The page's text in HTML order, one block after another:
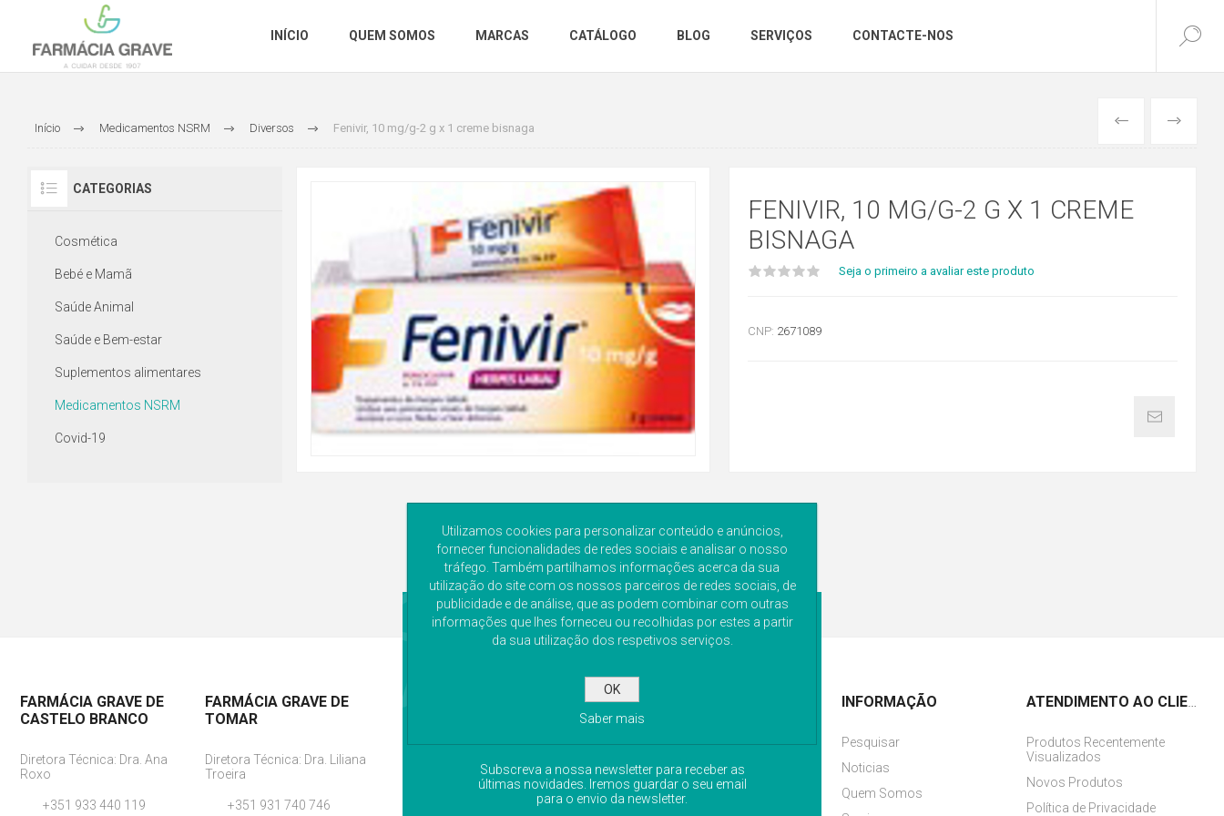
INÍCIO QUEM SOMOS MARCAS CATÁLOGO BLOG SERVIÇOS CONTACTE-NOS
Início Medicamentos NSRM Diversos Fenivir, 10 mg/g-2 g x 1 creme bisnaga ANTERIORSEGUINTE
CATEGORIAS
Cosmética
Bebé e Mamã
Saúde Animal
Saúde e Bem-estar
Suplementos alimentares
Medicamentos NSRM
Covid-19
FENIVIR, 10 MG/G-2 G X 1 CREME
BISNAGA
Seja o primeiro a avaliar este produto
CNP: 2671089
NEWSLETTER
Subscreva a nossa newsletter para receber as
últimas novidades. Iremos guardar o seu email
para o envio da newsletter.
FARMÁCIA GRAVE DE
CASTELO BRANCO
Diretora Técnica: Dra. Ana
Roxo
+351 933 440 119
FARMÁCIA GRAVE DE
TOMAR
Diretora Técnica: Dra. Liliana
Troeira
+351 931 740 746
INFORMAÇÃO
Pesquisar
Noticias
Quem Somos
ATENDIMENTO AO CLIENTE
Produtos Recentemente
Visualizados
Novos Produtos
Política de Privacidade
Utilizamos cookies para personalizar conteúdo e anúncios,
fornecer funcionalidades de redes sociais e analisar o nosso
tráfego. Também partilhamos informações acerca da sua
utilização do site com os nossos parceiros de redes sociais, de
publicidade e de análise, que as podem combinar com outras
informações que lhes forneceu ou recolhidas por estes a partir
da sua utilização dos respetivos serviços.
OK
Saber mais